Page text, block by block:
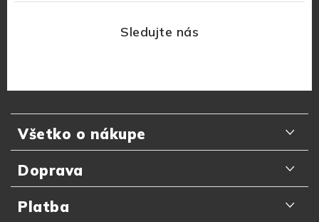
Všetko o nákupe
Odporúčania zákazníkov
Najčastejšie otázky
Doprava
Doručenie kuriérom GLS
Platba